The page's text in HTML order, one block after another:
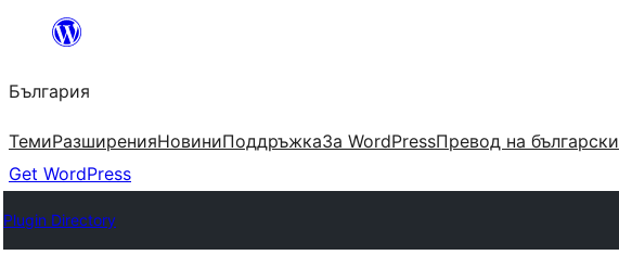
България
ТемиРазширенияНовиниПоддръжкаЗа WordPressПревод на български
Get WordPress
Plugin Directory